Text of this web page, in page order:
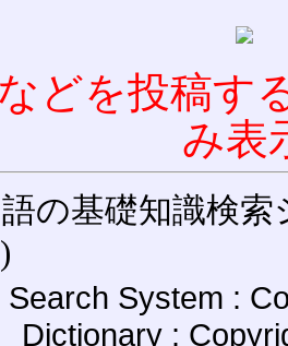
どを投稿す
み表
の基礎知識検索
Search System :
Dictionary :